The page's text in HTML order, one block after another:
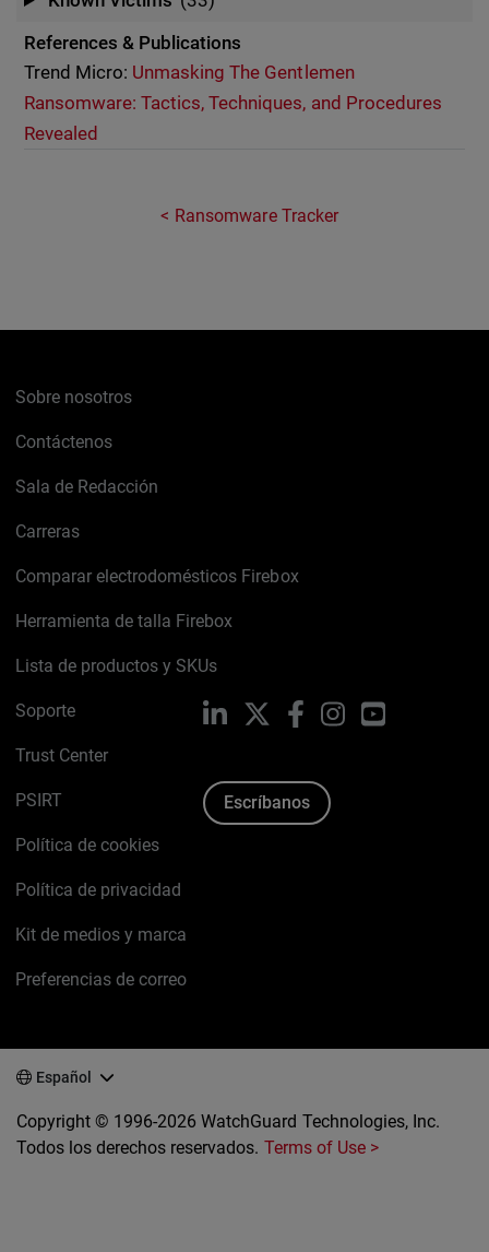
References & Publications
Trend Micro: Unmasking The Gentlemen
Ransomware: Tactics, Techniques, and Procedures
Revealed
Ransomware Tracker
Sobre nosotros
Contáctenos
Sala de Redacción
Carreras
Comparar electrodomésticos Firebox
Herramienta de talla Firebox
Lista de productos y SKUs
Soporte
Trust Center
PSIRT
Política de cookies
Política de privacidad
Kit de medios y marca
Preferencias de correo
LinkedIn FacebookInstagramYouTube
Escríbanos
Español
Copyright © 1996-2026 WatchGuard Technologies, Inc.
Todos los derechos reservados. Terms of Use >